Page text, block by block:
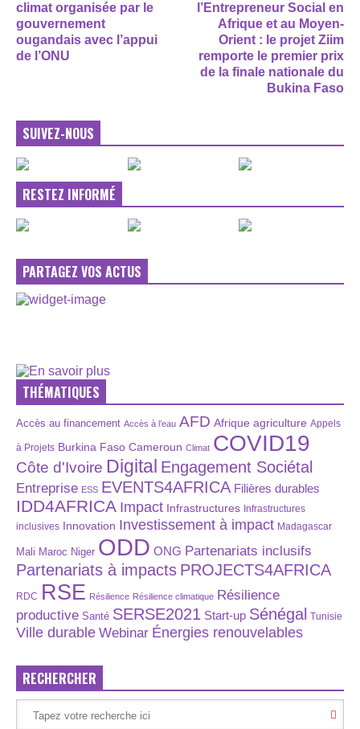
climat organisée par le
gouvernement
ougandais avec l’appui
de l’ONU
l’Entrepreneur Social en
Afrique et au Moyen-
Orient : le projet Ziim
remporte le premier prix
de la finale nationale du
Bukina Faso
SUIVEZ-NOUS
RESTEZ INFORMÉ
PARTAGEZ VOS ACTUS
THÉMATIQUES
Accès au financement Accès à l’eau AFD Afrique agriculture Appels
à Projets Burkina Faso Cameroun Climat COVID19
Côte d'Ivoire Digital Engagement Sociétal
Entreprise ESS EVENTS4AFRICA Filières durables
IDD4AFRICA Impact Infrastructures Infrastructures
inclusives Innovation Investissement à impact Madagascar
Mali Maroc Niger ODD ONG Partenariats inclusifs
Partenariats à impacts PROJECTS4AFRICA
RDC RSE Résilience Résilience climatique Résilience
productive Santé SERSE2021 Start-up Sénégal Tunisie
Ville durable Webinar Énergies renouvelables
RECHERCHER